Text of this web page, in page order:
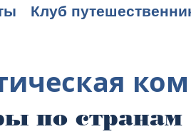
Клуб
по